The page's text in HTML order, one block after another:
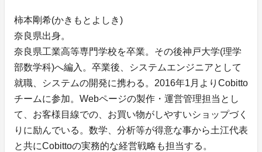
柿本剛希(かきもとよしき)
奈良県出身。
奈良県工業高等専門学校を卒業。その後神戸大学(理学
部数学科)へ編入。卒業後、システムエンジニアとして
就職、システムの開発に携わる。2016年1月よりCobitto
チームに参加。Webページの製作・運営管理担当とし
て、お客様目線での、お買い物がしやすいショップづく
りに励んでいる。数学、分析等が得意な事から土江代表
と共にCobittoの実務的な経営戦略も担当する。